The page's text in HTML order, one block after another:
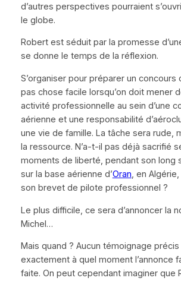
d’autres perspectives pourraient
le globe.
Robert est séduit par la promesse
se donne le temps de la réflexion.
S’organiser pour préparer un concours
pas chose facile lorsqu’on doit mener
activité professionnelle au sein d’une
aérienne et une responsabilité
une vie de famille. La tâche sera rude,
la ressource. N’a-t-il pas déjà sacrifié
moments de liberté, pendant son long
sur la base aérienne d’Oran, en
son brevet de pilote professionnel ?
Le plus difficile, ce sera d’annoncer la
Michel…
Mais quand ? Aucun témoignage
exactement à quel moment l’annonce
faite. On peut cependant imaginer que